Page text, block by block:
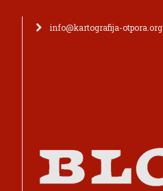
info@kartografija-otpora.org